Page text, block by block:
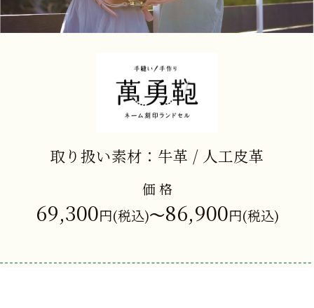
取り扱い素材：牛革 / 人工皮革
価 格
69,300円(税込)〜86,900円(税込)